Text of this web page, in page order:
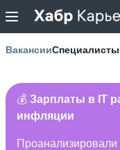
ВакансииСпециалисты
💰 Зарплаты в IT
инфляции
Проанализировали